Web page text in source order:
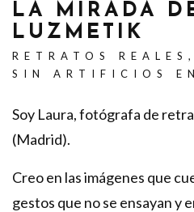
LA MIRADA
LUZMETIK
RETRATOS
SIN ARTIFICIOS
Soy Laura, fotógrafa de
(Madrid).
Creo en las imágenes que
gestos que no se ensayan y